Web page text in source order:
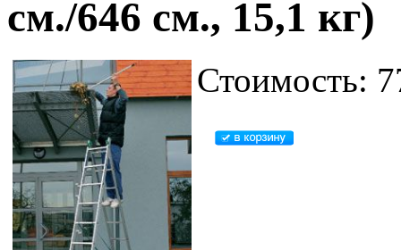
см./646 см., 15,1 кг)
Стоимость: